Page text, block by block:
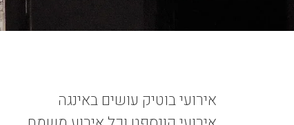
אירועי בוטיק עושים באינגה